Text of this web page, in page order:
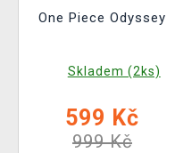
One Piece Odyssey
Skladem (2ks)
599 Kč
999 Kč